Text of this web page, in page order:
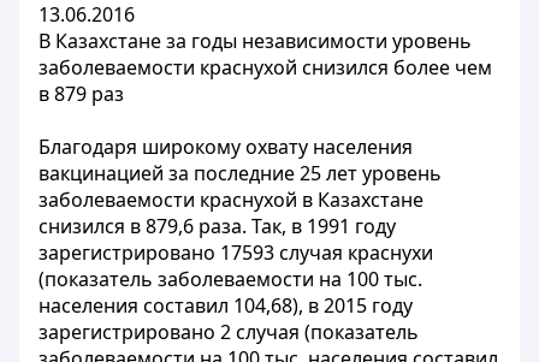
13.06.2016
В Казахстане за годы независимости уровень
заболеваемости краснухой снизился более чем
в 879 раз
Благодаря широкому охвату населения
вакцинацией за последние 25 лет уровень
заболеваемости краснухой в Казахстане
снизился в 879,6 раза. Так, в 1991 году
зарегистрировано 17593 случая краснухи
(показатель заболеваемости на 100 тыс.
населения составил 104,68), в 2015 году
зарегистрировано 2 случая (показатель